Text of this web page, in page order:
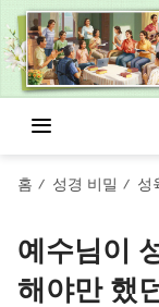
홈 / 성경 비밀 / 성
예수님이
해야만 했